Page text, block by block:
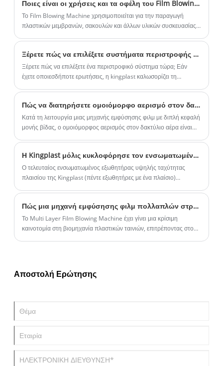
Ποιες είναι οι χρήσεις και τα οφέλη του Film Blowing Machine;
Το Film Blowing Machine χρησιμοποιείται για την παραγωγή
πλαστικών μεμβρανών, σακουλών και άλλων υλικών συσκευασίας.
Ξέρετε πώς να επιλέξετε συστήματα περιστροφής για μηχανή φυσήματος φιλμ; Και ποια είναι η διαφορά μεταξύ τους;
Ξέρετε πώς να επιλέξετε ένα περιστροφικό σύστημα τώρα; Εάν
έχετε οποιεσδήποτε ερωτήσεις, η kingplast καλωσορίζει τη
Πώς να διατηρήσετε ομοιόμορφο αερισμό στον δακτύλιο αέρα μιας μηχανής φυσήματος φιλμ με διπλή κεφαλή με μονή βίδα;
Κατά τη λειτουργία μιας μηχανής εμφύσησης φιλμ με διπλή κεφαλή
μονής βίδας, ο ομοιόμορφος αερισμός στον δακτύλιο αέρα είναι
Η Kingplast μόλις κυκλοφόρησε τον ενσωματωμένο εξωθητήρα υψηλής ταχύτητας Mono layer!
Ο τελευταίος ενσωματωμένος εξωθητήρας υψηλής ταχύτητας
πλαισίου της Kingplast (πέντε εξωθητήρες με ένα πλαίσιο)
Πώς μια μηχανή εμφύσησης φιλμ πολλαπλών στρώσεων βελτιώνει την παραγωγή πλαστικών ταινιών;
​Το Multi Layer Film Blowing Machine έχει γίνει μια κρίσιμη
καινοτομία στη βιομηχανία πλαστικών ταινιών, επιτρέποντας στους
πολλαπλών στρώσεων που ενισχύουν την αποδοτικότητα της
Αποστολή Ερώτησης